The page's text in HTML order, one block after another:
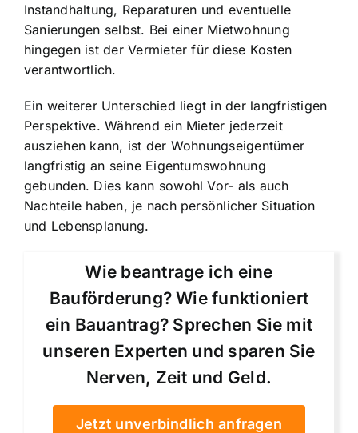
Instandhaltung, Reparaturen und eventuelle
Sanierungen selbst. Bei einer Mietwohnung
hingegen ist der Vermieter für diese Kosten
verantwortlich.
Ein weiterer Unterschied liegt in der langfristigen
Perspektive. Während ein Mieter jederzeit
ausziehen kann, ist der Wohnungseigentümer
langfristig an seine Eigentumswohnung
gebunden. Dies kann sowohl Vor- als auch
Nachteile haben, je nach persönlicher Situation
und Lebensplanung.
Wie beantrage ich eine
Bauförderung? Wie funktioniert
ein Bauantrag? Sprechen Sie mit
unseren Experten und sparen Sie
Nerven, Zeit und Geld.
Jetzt unverbindlich anfragen